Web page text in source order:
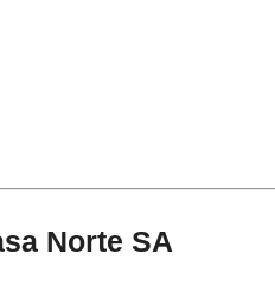
Norte SA